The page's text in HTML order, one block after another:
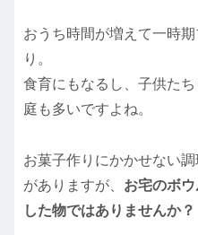
おうち時間が増えて一時
り。
食育にもなるし、子供た
庭も多いですよね。
お菓子作りにかかせない
がありますが、 お宅のボ
した物ではありませんか？